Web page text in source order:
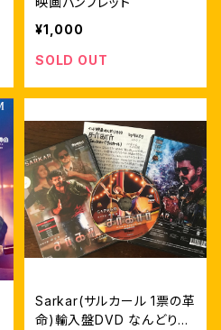
¥1,000
SOLD OUT
Sarkar(サルカール 1票の革
命)輸入盤DVD なんどり日